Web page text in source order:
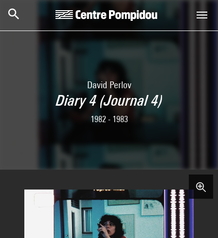
David Perlov
Diary 4 (Journal 4)
1982 - 1983